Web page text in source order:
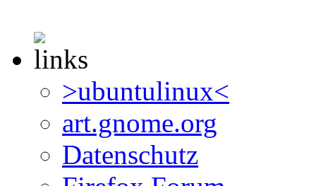
>ubuntulinux<
art.gnome.org
Datenschutz